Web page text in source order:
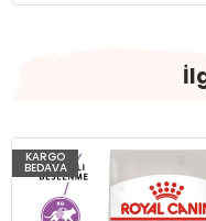
KARGO
BEDAVA